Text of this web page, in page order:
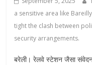
a sensitive area like
tight the clash between
security arrangements.
बरेली। रेलवे स्टेशन जैसा